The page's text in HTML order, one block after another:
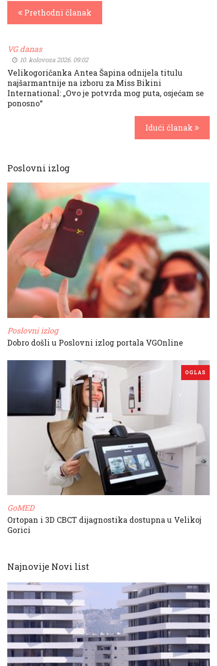
Prethodni članak
VG danas
10. kolovoza 2026. 09:02
Velikogoričanka Antea Šapina odnijela titulu
najšarmantnije na izboru za Miss Bikini
International: „Ovo je potvrda mog puta, osjećam se
ponosno“
Idući članak
Poslovni izlog
Poslovni izlog
Dobro došli u Poslovni izlog portala VGOnline
OGLAS
GoMED
Ortopan i 3D CBCT dijagnostika dostupna u Velikoj
Gorici
Najnovije Novi list